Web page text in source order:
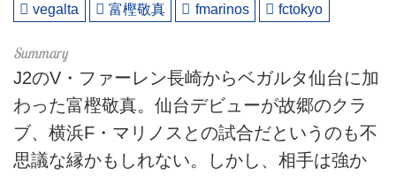
vegalta
富樫敬真 fmarinos fctokyo
J2のV・ファーレン長崎からベガルタ仙台に加
わった富樫敬真。仙台デビューが故郷のクラ
ブ、横浜F・マリノスとの試合だというのも不
思議な縁かもしれない。しかし、相手は強か